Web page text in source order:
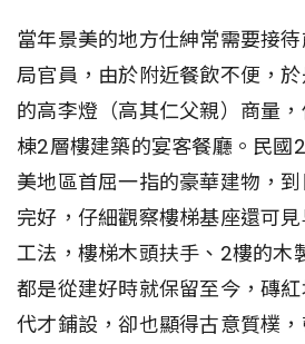
當年景美的地方仕紳常需要接
局官員，由於附近餐飲不便，
的高李燈（高其仁父親）商量
棟2層樓建築的宴客餐廳。民國
美地區首屈一指的豪華建物，
完好，仔細觀察樓梯基座還可
工法，樓梯木頭扶手、2樓的木
都是從建好時就保留至今，磚
代才鋪設，卻也顯得古意質樸